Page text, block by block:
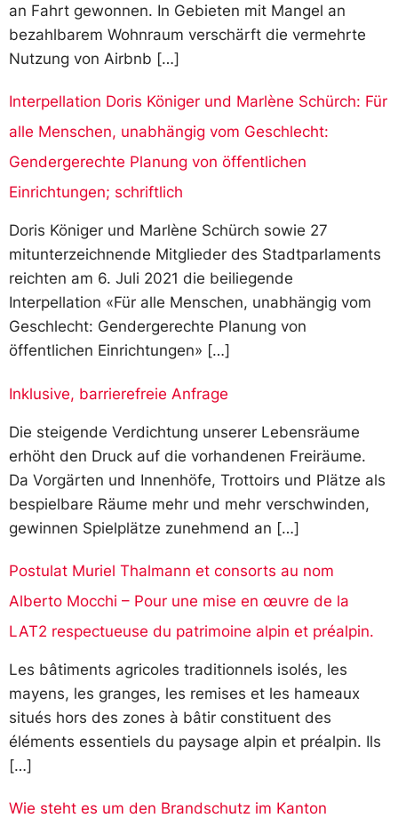
an Fahrt gewonnen. In Gebieten mit Mangel an
bezahlbarem Wohnraum verschärft die vermehrte
Nutzung von Airbnb […]
Interpellation Doris Königer und Marlène Schürch: Für
alle Menschen, unabhängig vom Geschlecht:
Gendergerechte Planung von öffentlichen
Einrichtungen; schriftlich
Doris Königer und Marlène Schürch sowie 27
mitunterzeichnende Mitglieder des Stadtparlaments
reichten am 6. Juli 2021 die beiliegende
Interpellation «Für alle Menschen, unabhängig vom
Geschlecht: Gendergerechte Planung von
öffentlichen Einrichtungen» […]
Inklusive, barrierefreie Anfrage
Die steigende Verdichtung unserer Lebensräume
erhöht den Druck auf die vorhandenen Freiräume.
Da Vorgärten und Innenhöfe, Trottoirs und Plätze als
bespielbare Räume mehr und mehr verschwinden,
gewinnen Spielplätze zunehmend an […]
Postulat Muriel Thalmann et consorts au nom
Alberto Mocchi – Pour une mise en œuvre de la
LAT2 respectueuse du patrimoine alpin et préalpin.
Les bâtiments agricoles traditionnels isolés, les
mayens, les granges, les remises et les hameaux
situés hors des zones à bâtir constituent des
éléments essentiels du paysage alpin et préalpin. Ils
[…]
Wie steht es um den Brandschutz im Kanton